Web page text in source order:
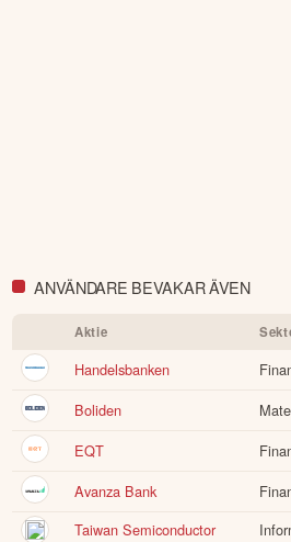
ANVÄNDARE BEVAKAR ÄVEN
Aktie
Handelsbanken
Boliden
EQT
Avanza Bank
Taiwan Semiconductor